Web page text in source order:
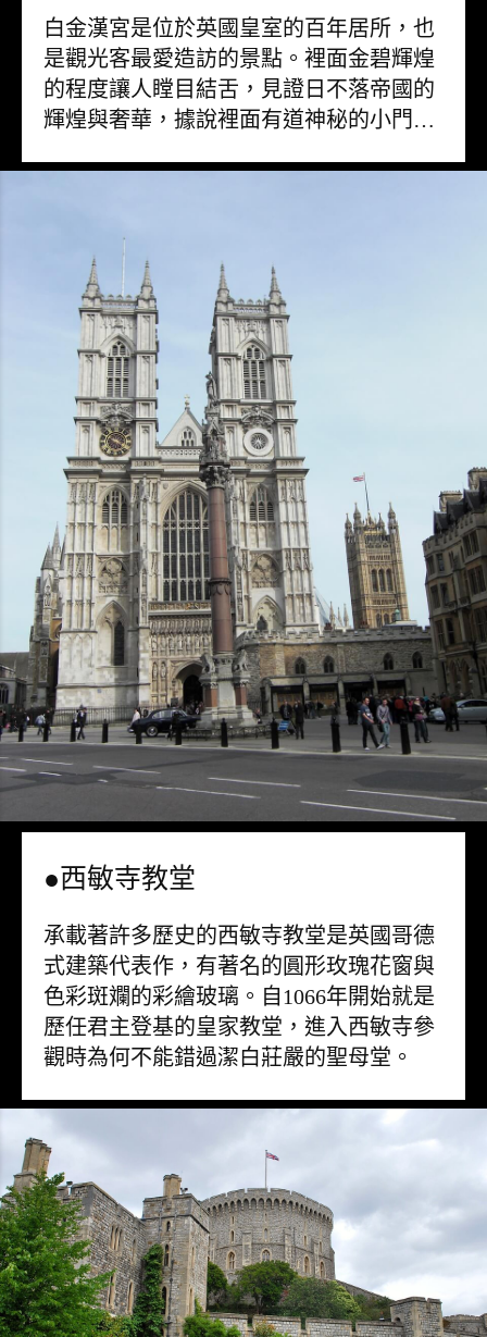
白金漢宮是位於英國皇室的百年居所，也
是觀光客最愛造訪的景點。裡面金碧輝煌
的程度讓人瞠目結舌，見證日不落帝國的
輝煌與奢華，據說裡面有道神秘的小門…
●西敏寺教堂
承載著許多歷史的西敏寺教堂是英國哥德
式建築代表作，有著名的圓形玫瑰花窗與
色彩斑斕的彩繪玻璃。自1066年開始就是
歷任君主登基的皇家教堂，進入西敏寺參
觀時為何不能錯過潔白莊嚴的聖母堂。